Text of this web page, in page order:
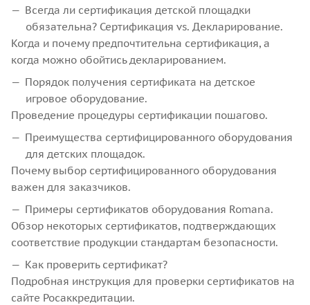
Всегда ли сертификация детской площадки
обязательна? Сертификация vs. Декларирование.
Когда и почему предпочтительна сертификация, а
когда можно обойтись декларированием.
Порядок получения сертификата на детское
игровое оборудование.
Проведение процедуры сертификации пошагово.
Преимущества сертифицированного оборудования
для детских площадок.
Почему выбор сертифицированного оборудования
важен для заказчиков.
Примеры сертификатов оборудования Romana.
Обзор некоторых сертификатов, подтверждающих
соответствие продукции стандартам безопасности.
Как проверить сертификат?
Подробная инструкция для проверки сертификатов на
сайте Росаккредитации.